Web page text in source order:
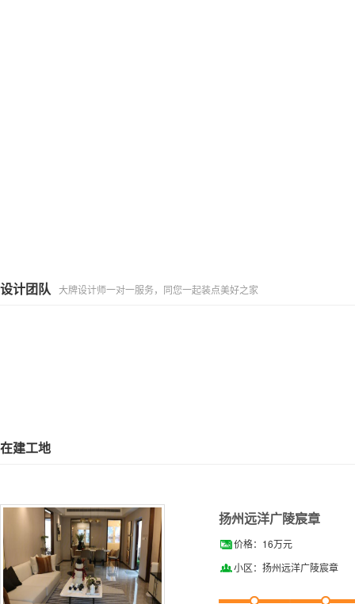
设计团队 大牌设计师一对一服务，同您一起装点美好之家
在建工地
扬州远洋广陵宸章
价格：16万元
小区：扬州远洋广陵宸章